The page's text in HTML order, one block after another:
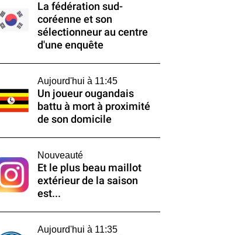
La fédération sud-
coréenne et son
sélectionneur au centre
d'une enquête
Aujourd'hui à 11:45
Un joueur ougandais
battu à mort à proximité
de son domicile
Nouveauté
Et le plus beau maillot
extérieur de la saison
est...
Aujourd'hui à 11:35